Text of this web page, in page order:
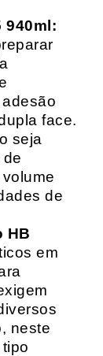
940ml:
face.
seja
de
de
HB
em
neste